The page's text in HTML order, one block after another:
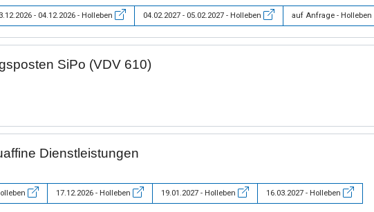
- 04.12.2026 - Holleben 04.02.2027 - 05.02.2027 - Holleben auf Anfrage - Holleben
SiPo (VDV 610)
Dienstleistungen
17.12.2026 - Holleben 19.01.2027 - Holleben 16.03.2027 - Holleben